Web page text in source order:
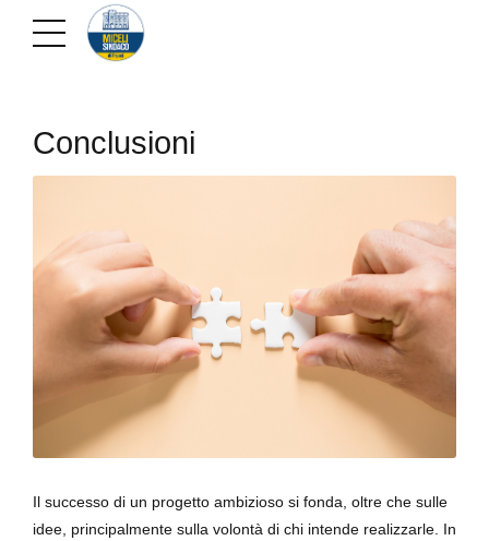
Conclusioni
Il successo di un progetto ambizioso si fonda, oltre che sulle
idee, principalmente sulla volontà di chi intende realizzarle. In